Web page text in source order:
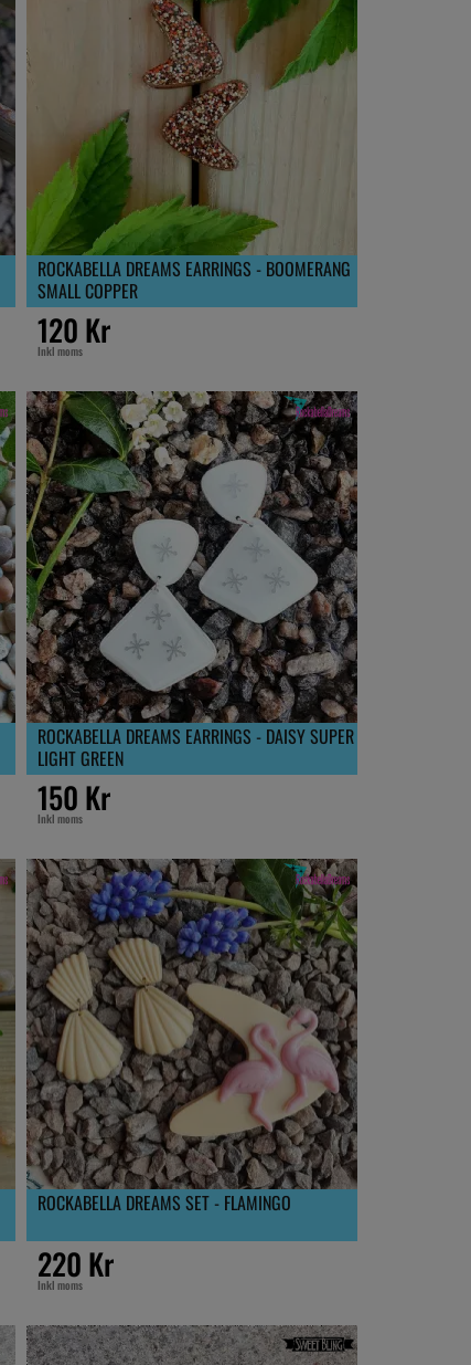
ROCKABELLA DREAMS EARRINGS - BOOMERANG
SMALL COPPER
120 Kr
Inkl moms
ROCKABELLA DREAMS EARRINGS - DAISY SUPER
LIGHT GREEN
150 Kr
Inkl moms
ROCKABELLA DREAMS SET - FLAMINGO
220 Kr
Inkl moms